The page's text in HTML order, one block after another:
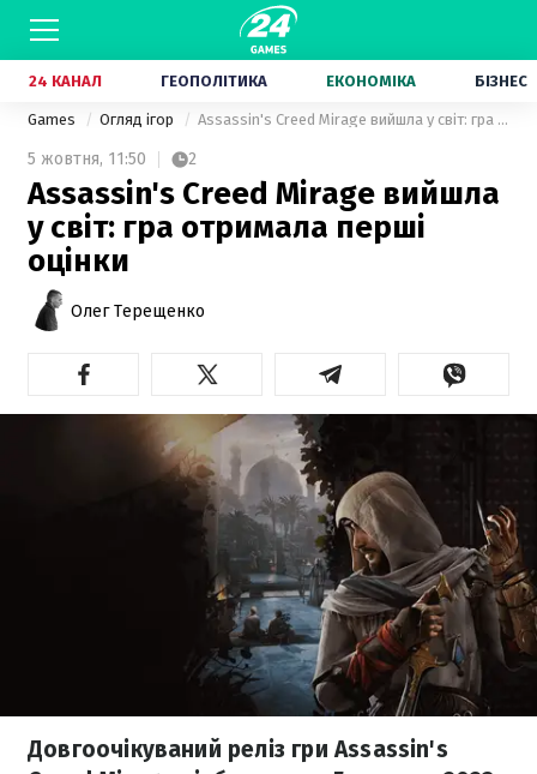
24 КАНАЛ ГЕОПОЛІТИКА ЕКОНОМІКА БІЗНЕС
Games Огляд ігор Assassin's Creed Mirage вийшла у світ: гра отримала перші оцінки
5 жовтня, 11:50 2
Assassin's Creed Mirage вийшла
у світ: гра отримала перші
оцінки
Олег Терещенко
Довгоочікуваний реліз гри Assassin's